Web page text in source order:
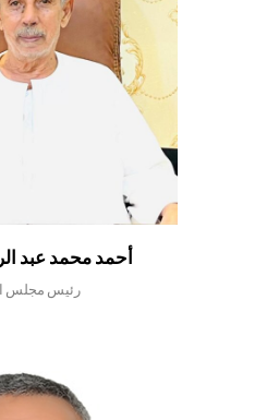
أحمد محمد عبد
رئيس مجلس